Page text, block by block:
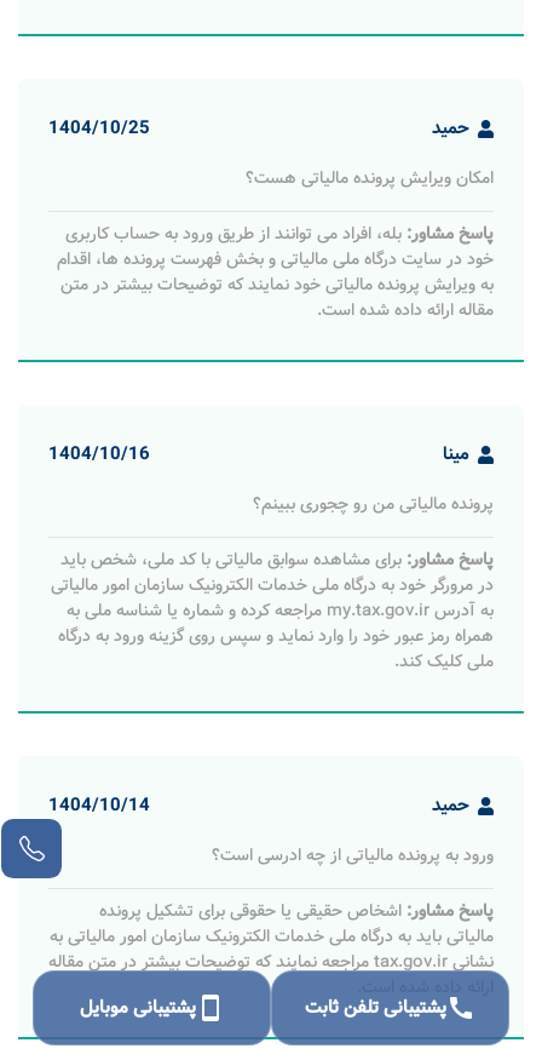
حمید 1404/10/25
امکان ویرایش پرونده مالیاتی هست؟
پاسخ مشاور: بله، افراد می توانند از طریق ورود به حساب کاربری
خود در سایت درگاه ملی مالیاتی و بخش فهرست پرونده ها، اقدام
به ویرایش پرونده مالیاتی خود نمایند که توضیحات بیشتر در متن
مقاله ارائه داده شده است.
مینا 1404/10/16
پرونده مالیاتی من رو چجوری ببینم؟
پاسخ مشاور: برای مشاهده سوابق مالیاتی با کد ملی، شخص باید
در مرورگر خود به درگاه ملی خدمات الکترونیک سازمان امور مالیاتی
به آدرس my.tax.gov.ir مراجعه کرده و شماره یا شناسه ملی به
همراه رمز عبور خود را وارد نماید و سپس روی گزینه ورود به درگاه
ملی کلیک کند.
حمید 1404/10/14
ورود به پرونده مالیاتی از چه ادرسی است؟
پاسخ مشاور: اشخاص حقیقی یا حقوقی برای تشکیل پرونده
مالیاتی باید به درگاه ملی خدمات الکترونیک سازمان امور مالیاتی به
نشانی tax.gov.ir مراجعه نمایند که توضیحات بیشتر در متن مقاله
callپشتیبانی تلفن ثابت smartphoneپشتیبانی موبایل